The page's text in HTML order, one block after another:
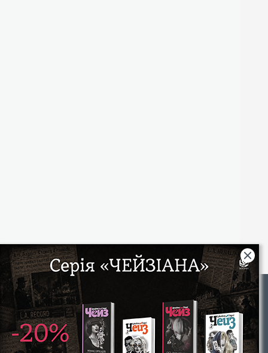
|
Інтернет-магазин «Видавництво Богдан»:
46018, м. Тернопіль, А/С 529